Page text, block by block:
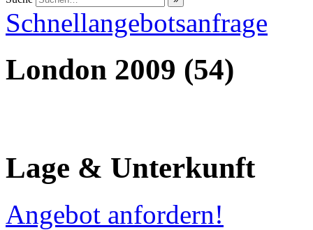
Schnellangebotsanfrage
London 2009 (54)
Lage & Unterkunft
Angebot anfordern!